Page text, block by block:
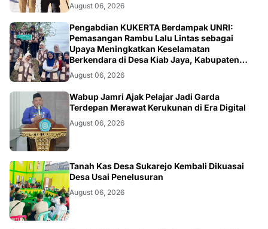
August 06, 2026
ARTIKEL
Pengabdian KUKERTA Berdampak UNRI:
Pemasangan Rambu Lalu Lintas sebagai
Upaya Meningkatkan Keselamatan
Berkendara di Desa Kiab Jaya, Kabupaten
Pelalawan
August 06, 2026
BERITA
Wabup Jamri Ajak Pelajar Jadi Garda
Terdepan Merawat Kerukunan di Era Digital
August 06, 2026
BANGKO
Tanah Kas Desa Sukarejo Kembali Dikuasai
Desa Usai Penelusuran
August 06, 2026